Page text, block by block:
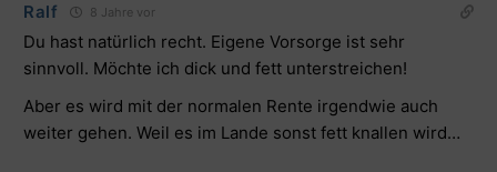
Ralf 8 Jahre vor
Du hast natürlich recht. Eigene Vorsorge ist sehr
sinnvoll. Möchte ich dick und fett unterstreichen!
Aber es wird mit der normalen Rente irgendwie auch
weiter gehen. Weil es im Lande sonst fett knallen wird…